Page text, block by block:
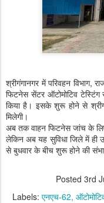
श्रीगंगानगर में परिवहन विभाग,
फिटनेस सेंटर ऑटोमोटिव
किया है। इसके शुरू होने से
मिलेगी।
अब तक वाहन फिटनेस जांच के लिए
लेकिन अब यह सुविधा जिले में ही
से बुधवार के बीच शुरू होने की
Posted 3rd
Labels: एनएच-62